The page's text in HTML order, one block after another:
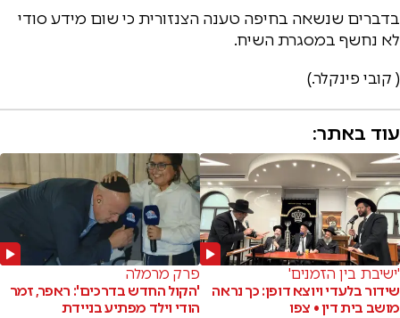
בדברים שנשאה בחיפה טענה הצנזורית כי שום מידע סודי
לא נחשף במסגרת השיח.
( קובי פינקלר.)
עוד באתר:
'ישיבת בין הזמנים'
שידור בלעדי ויוצא דופן: כך נראה
מושב בית דין • צפו
פרק מרמלה
'הקול החדש בדרכים': ראפר, זמר
הודי וילד מפתיע בניידת